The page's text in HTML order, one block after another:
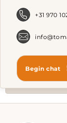
product
+31 970